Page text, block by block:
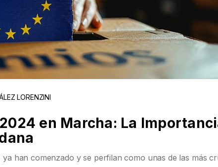
LORENZINI
en Marcha: La
han comenzado y se perfilan como unas de las más